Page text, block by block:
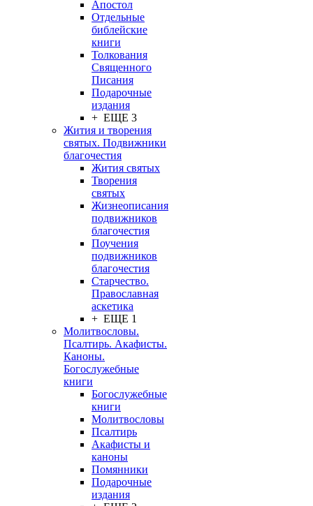
Апостол
Отдельные
библейские
книги
Толкования
Священного
Писания
Подарочные
издания
+ ЕЩЕ 3
Жития и творения
святых. Подвижники
благочестия
Жития святых
Творения
святых
Жизнеописания
подвижников
благочестия
Поучения
подвижников
благочестия
Старчество.
Православная
аскетика
+ ЕЩЕ 1
Молитвословы.
Псалтирь. Акафисты.
Каноны.
Богослужебные
книги
Богослужебные
книги
Молитвословы
Псалтирь
Акафисты и
каноны
Помянники
Подарочные
издания